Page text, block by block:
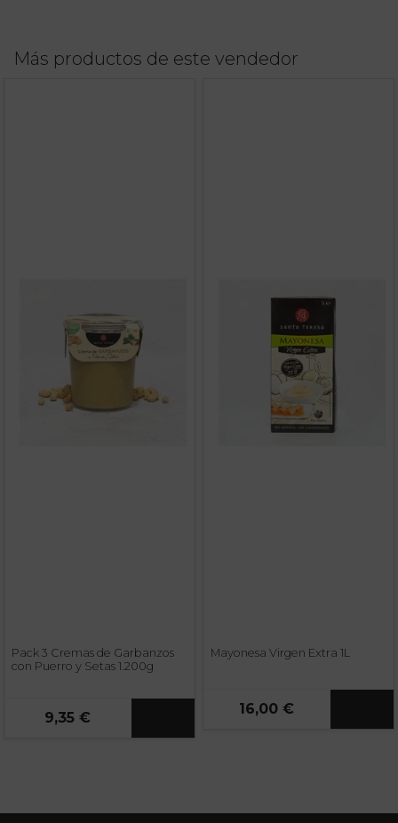
Más productos de este vendedor
Pack 3 Cremas de Garbanzos
con Puerro y Setas 1.200g
9,35 €
Mayonesa Virgen Extra 1L
16,00 €